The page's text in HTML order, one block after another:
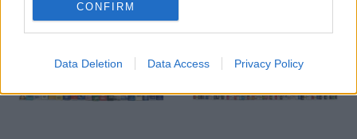
CONFIRM
Data Deletion Data Access Privacy Policy